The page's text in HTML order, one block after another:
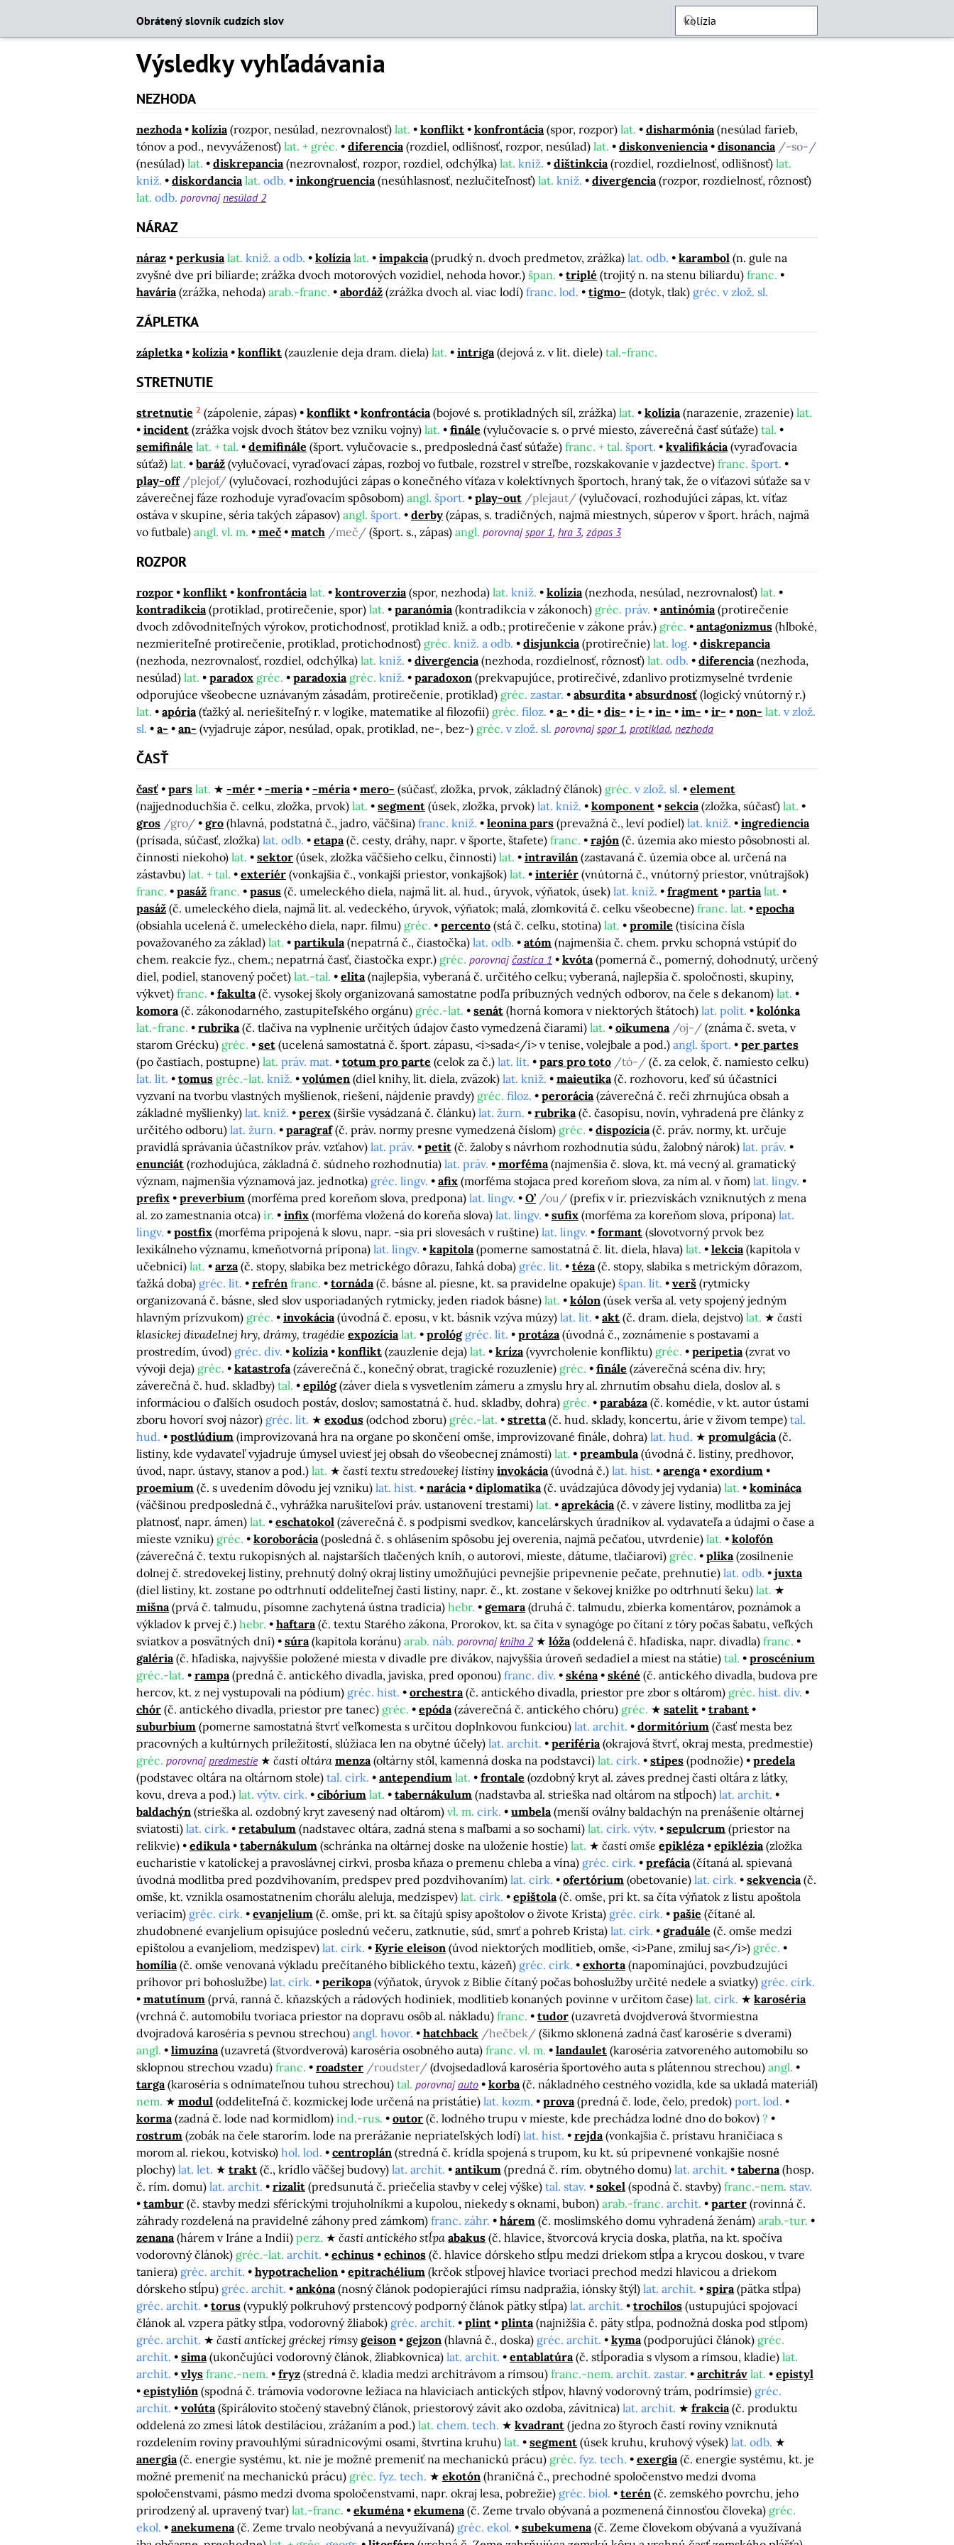
Obrátený slovník cudzích slov
Výsledky vyhľadávania
NEZHODA
nezhoda kolízia (rozpor, nesúlad, nezrovnalosť) lat. konflikt konfrontácia (spor, rozpor) lat. disharmónia (nesúlad farieb,
tónov a pod., nevyváženosť) lat. + gréc. diferencia (rozdiel, odlišnosť, rozpor, nesúlad) lat. diskonveniencia disonancia /-so-/
(nesúlad) lat. diskrepancia (nezrovnalosť, rozpor, rozdiel, odchýlka) lat. kniž. dištinkcia (rozdiel, rozdielnosť, odlišnosť) lat.
kniž.
diskordancia lat. odb. inkongruencia (nesúhlasnosť, nezlučiteľnosť) lat. kniž. divergencia (rozpor, rozdielnosť, rôznosť)
lat. odb. porovnajnesúlad 2
NÁRAZ
náraz perkusia lat. kniž. a odb. kolízia lat. impakcia (prudký n. dvoch predmetov, zrážka) lat. odb. karambol (n. gule na
zvyšné dve pri biliarde; zrážka dvoch motorových vozidiel, nehoda hovor.) špan. triplé (trojitý n. na stenu biliardu) franc.
havária (zrážka, nehoda) arab.-franc. abordáž (zrážka dvoch al. viac lodí) franc. lod. tigmo- (dotyk, tlak) gréc. v zlož. sl.
ZÁPLETKA
zápletka kolízia konflikt (zauzlenie deja dram. diela) lat. intriga (dejová z. v lit. diele) tal.-franc.
STRETNUTIE
stretnutie 2 (zápolenie, zápas) konflikt konfrontácia (bojové s. protikladných síl, zrážka) lat. kolízia (narazenie, zrazenie) lat.
incident (zrážka vojsk dvoch štátov bez vzniku vojny) lat. finále (vylučovacie s. o prvé miesto, záverečná časť súťaže) tal.
semifinále lat. + tal. demifinále (šport. vylučovacie s., predposledná časť súťaže) franc. + tal. šport. kvalifikácia (vyraďovacia
súťaž) lat. baráž (vylučovací, vyraďovací zápas, rozboj vo futbale, rozstrel v streľbe, rozskakovanie v jazdectve) franc. šport.
play-off /plejof/ (vylučovací, rozhodujúci zápas o konečného víťaza v kolektívnych športoch, hraný tak, že o víťazovi súťaže sa v
záverečnej fáze rozhoduje vyraďovacím spôsobom) angl. šport. play-out /plejaut/ (vylučovací, rozhodujúci zápas, kt. víťaz
ostáva v skupine, séria takých zápasov) angl. šport. derby (zápas, s. tradičných, najmä miestnych, súperov v šport. hrách, najmä
vo futbale) angl. vl. m. meč match /meč/ (šport. s., zápas) angl. porovnajspor 1 hra 3 zápas 3
ROZPOR
rozpor konflikt konfrontácia lat. kontroverzia (spor, nezhoda) lat. kniž. kolízia (nezhoda, nesúlad, nezrovnalosť) lat.
kontradikcia (protiklad, protirečenie, spor) lat. paranómia (kontradikcia v zákonoch) gréc. práv. antinómia (protirečenie
dvoch zdôvodniteľných výrokov, protichodnosť, protiklad kniž. a odb.; protirečenie v zákone práv.) gréc. antagonizmus (hlboké,
nezmieriteľné protirečenie, protiklad, protichodnosť) gréc. kniž. a odb. disjunkcia (protirečnie) lat. log.
diskrepancia
(nezhoda, nezrovnalosť, rozdiel, odchýlka) lat. kniž. divergencia (nezhoda, rozdielnosť, rôznosť) lat. odb. diferencia (nezhoda,
nesúlad) lat. paradox gréc. paradoxia gréc. kniž. paradoxon (prekvapujúce, protirečivé, zdanlivo protizmyselné tvrdenie
odporujúce všeobecne uznávaným zásadám, protirečenie, protiklad) gréc. zastar. absurdita absurdnosť (logický vnútorný r.)
lat.
apória (ťažký al. neriešiteľný r. v logike, matematike al filozofii) gréc. filoz. a- di- dis- i- in- im- ir- non- lat. v zlož.
sl.
a- an- (vyjadruje zápor, nesúlad, opak, protiklad, ne-, bez-) gréc. v zlož. sl. porovnajspor 1 protiklad nezhoda
ČASŤ
časť pars lat. -mér -meria -méria mero- (súčasť, zložka, prvok, základný článok) gréc. v zlož. sl.
element
(najjednoduchšia č. celku, zložka, prvok) lat. segment (úsek, zložka, prvok) lat. kniž. komponent sekcia (zložka, súčasť) lat.
gros /gro/ gro (hlavná, podstatná č., jadro, väčšina) franc. kniž. leonina pars (prevažná č., leví podiel) lat. kniž.
ingrediencia
(prísada, súčasť, zložka) lat. odb. etapa (č. cesty, dráhy, napr. v športe, štafete) franc. rajón (č. územia ako miesto pôsobnosti al.
činnosti niekoho) lat. sektor (úsek, zložka väčšieho celku, činnosti) lat. intravilán (zastavaná č. územia obce al. určená na
zástavbu) lat. + tal. exteriér (vonkajšia č., vonkajší priestor, vonkajšok) lat. interiér (vnútorná č., vnútorný priestor, vnútrajšok)
franc.
pasáž franc. pasus (č. umeleckého diela, najmä lit. al. hud., úryvok, výňatok, úsek) lat. kniž. fragment partia lat.
pasáž (č. umeleckého diela, najmä lit. al. vedeckého, úryvok, výňatok; malá, zlomkovitá č. celku všeobecne) franc. lat.
epocha
(obsiahla ucelená č. umeleckého diela, napr. filmu) gréc. percento (stá č. celku, stotina) lat. promile (tisícina čísla
považovaného za základ) lat. partikula (nepatrná č., čiastočka) lat. odb. atóm (najmenšia č. chem. prvku schopná vstúpiť do
chem. reakcie fyz., chem.; nepatrná časť, čiastočka expr.) gréc. porovnajčastica 1 kvóta (pomerná č., pomerný, dohodnutý, určený
diel, podiel, stanovený počet) lat.-tal. elita (najlepšia, vyberaná č. určitého celku; vyberaná, najlepšia č. spoločnosti, skupiny,
výkvet) franc. fakulta (č. vysokej školy organizovaná samostatne podľa príbuzných vedných odborov, na čele s dekanom) lat.
komora (č. zákonodarného, zastupiteľského orgánu) gréc.-lat. senát (horná komora v niektorých štátoch) lat. polit.
kolónka
lat.-franc.
rubrika (č. tlačiva na vyplnenie určitých údajov často vymedzená čiarami) lat. oikumena /oj-/ (známa č. sveta, v
starom Grécku) gréc. set (ucelená samostatná č. šport. zápasu, <i>sada</i> v tenise, volejbale a pod.) angl. šport.
per partes
(po častiach, postupne) lat. práv. mat. totum pro parte (celok za č.) lat. lit. pars pro toto /tó-/ (č. za celok, č. namiesto celku)
lat. lit.
tomus gréc.-lat. kniž. volúmen (diel knihy, lit. diela, zväzok) lat. kniž. maieutika (č. rozhovoru, keď sú účastníci
vyzvaní na tvorbu vlastných myšlienok, riešení, nájdenie pravdy) gréc. filoz. perorácia (záverečná č. reči zhrnujúca obsah a
základné myšlienky) lat. kniž. perex (širšie vysádzaná č. článku) lat. žurn. rubrika (č. časopisu, novín, vyhradená pre články z
určitého odboru) lat. žurn. paragraf (č. práv. normy presne vymedzená číslom) gréc. dispozícia (č. práv. normy, kt. určuje
pravidlá správania účastníkov práv. vzťahov) lat. práv. petit (č. žaloby s návrhom rozhodnutia súdu, žalobný nárok) lat. práv.
enunciát (rozhodujúca, základná č. súdneho rozhodnutia) lat. práv. morféma (najmenšia č. slova, kt. má vecný al. gramatický
význam, najmenšia významová jaz. jednotka) gréc. lingv. afix (morféma stojaca pred koreňom slova, za ním al. v ňom) lat. lingv.
prefix
preverbium (morféma pred koreňom slova, predpona) lat. lingv. O’ /ou/ (prefix v ír. priezviskách vzniknutých z mena
al. zo zamestnania otca) ír. infix (morféma vložená do koreňa slova) lat. lingv. sufix (morféma za koreňom slova, prípona) lat.
lingv.
postfix (morféma pripojená k slovu, napr. -sia pri slovesách v ruštine) lat. lingv. formant (slovotvorný prvok bez
lexikálneho významu, kmeňotvorná prípona) lat. lingv. kapitola (pomerne samostatná č. lit. diela, hlava) lat. lekcia (kapitola v
učebnici) lat. arza (č. stopy, slabika bez metrickégo dôrazu, ľahká doba) gréc. lit. téza (č. stopy, slabika s metrickým dôrazom,
ťažká doba) gréc. lit. refrén franc. tornáda (č. básne al. piesne, kt. sa pravidelne opakuje) špan. lit. verš (rytmicky
organizovaná č. básne, sled slov usporiadaných rytmicky, jeden riadok básne) lat. kólon (úsek verša al. vety spojený jedným
hlavným prízvukom) gréc. invokácia (úvodná č. eposu, v kt. básnik vzýva múzy) lat. lit. akt (č. dram. diela, dejstvo) lat.
časti
klasickej divadelnej hry, drámy, tragédie expozícia lat. prológ gréc. lit. protáza (úvodná č., zoznámenie s postavami a
prostredím, úvod) gréc. div. kolízia konflikt (zauzlenie deja) lat. kríza (vyvrcholenie konfliktu) gréc. peripetia (zvrat vo
vývoji deja) gréc. katastrofa (záverečná č., konečný obrat, tragické rozuzlenie) gréc. finále (záverečná scéna div. hry;
záverečná č. hud. skladby) tal. epilóg (záver diela s vysvetlením zámeru a zmyslu hry al. zhrnutím obsahu diela, doslov al. s
informáciou o ďalších osudoch postáv, doslov; samostatná č. hud. skladby, dohra) gréc. parabáza (č. komédie, v kt. autor ústami
zboru hovorí svoj názor) gréc. lit. exodus (odchod zboru) gréc.-lat. stretta (č. hud. sklady, koncertu, árie v živom tempe) tal.
hud.
postlúdium (improvizovaná hra na organe po skončení omše, improvizované finále, dohra) lat. hud. promulgácia (č.
listiny, kde vydavateľ vyjadruje úmysel uviesť jej obsah do všeobecnej známosti) lat. preambula (úvodná č. listiny, predhovor,
úvod, napr. ústavy, stanov a pod.) lat. časti textu stredovekej listiny invokácia (úvodná č.) lat. hist. arenga
exordium
proemium (č. s uvedením dôvodu jej vzniku) lat. hist. narácia diplomatika (č. uvádzajúca dôvody jej vydania) lat.
komináca
(väčšinou predposledná č., vyhrážka narušiteľovi práv. ustanovení trestami) lat. aprekácia (č. v závere listiny, modlitba za jej
platnosť, napr. ámen) lat. eschatokol (záverečná č. s podpismi svedkov, kancelárskych úradníkov al. vydavateľa a údajmi o čase a
mieste vzniku) gréc. koroborácia (posledná č. s ohlásením spôsobu jej overenia, najmä pečaťou, utvrdenie) lat.
kolofón
(záverečná č. textu rukopisných al. najstarších tlačených kníh, o autorovi, mieste, dátume, tlačiarovi) gréc. plika (zosilnenie
dolnej č. stredovekej listiny, prehnutý dolný okraj listiny umožňujúci pevnejšie pripevnenie pečate, prehnutie) lat. odb.
juxta
(diel listiny, kt. zostane po odtrhnutí oddeliteľnej časti listiny, napr. č., kt. zostane v šekovej knižke po odtrhnutí šeku) lat.
mišna (prvá č. talmudu, písomne zachytená ústna tradícia) hebr. gemara (druhá č. talmudu, zbierka komentárov, poznámok a
výkladov k prvej č.) hebr. haftara (č. textu Starého zákona, Prorokov, kt. sa číta v synagóge po čítaní z tóry počas šabatu, veľkých
sviatkov a posvätných dní)
súra (kapitola koránu) arab. náb. porovnajkniha 2 lóža (oddelená č. hľadiska, napr. divadla) franc.
galéria (č. hľadiska, najvyššie položené miesta v divadle pre divákov, najvyššia úroveň sedadiel a miest na státie) tal.
proscénium
gréc.-lat.
rampa (predná č. antického divadla, javiska, pred oponou) franc. div. skéna skéné (č. antického divadla, budova pre
hercov, kt. z nej vystupovali na pódium) gréc. hist. orchestra (č. antického divadla, priestor pre zbor s oltárom) gréc. hist. div.
chór (č. antického divadla, priestor pre tanec) gréc. epóda (záverečná č. antického chóru) gréc. satelit
trabant
suburbium (pomerne samostatná štvrť veľkomesta s určitou doplnkovou funkciou) lat. archit. dormitórium (časť mesta bez
pracovných a kultúrnych príležitostí, slúžiaca len na obytné účely) lat. archit. periféria (okrajová štvrť, okraj mesta, predmestie)
gréc. porovnajpredmestie časti oltára menza (oltárny stôl, kamenná doska na podstavci) lat. cirk. stipes (podnožie)
predela
(podstavec oltára na oltárnom stole) tal. cirk. antependium lat. frontale (ozdobný kryt al. záves prednej časti oltára z látky,
kovu, dreva a pod.) lat. výtv. cirk. cibórium lat. tabernákulum (nadstavba al. strieška nad oltárom na stĺpoch) lat. archit.
baldachýn (strieška al. ozdobný kryt zavesený nad oltárom) vl. m. cirk. umbela (menší oválny baldachýn na prenášenie oltárnej
sviatosti) lat. cirk. retabulum (nadstavec oltára, zadná stena s maľbami a so sochami) lat. cirk. výtv. sepulcrum (priestor na
relikvie)
edikula tabernákulum (schránka na oltárnej doske na uloženie hostie) lat. časti omše epikléza epiklézia (zložka
eucharistie v katolíckej a pravoslávnej cirkvi, prosba kňaza o premenu chleba a vína) gréc. cirk. prefácia (čítaná al. spievaná
úvodná modlitba pred pozdvihovaním, predspev pred pozdvihovaním) lat. cirk. ofertórium (obetovanie) lat. cirk. sekvencia (č.
omše, kt. vznikla osamostatnením chorálu aleluja, medzispev) lat. cirk. epištola (č. omše, pri kt. sa číta výňatok z listu apoštola
veriacim) gréc. cirk. evanjelium (č. omše, pri kt. sa čítajú spisy apoštolov o živote Krista) gréc. cirk. pašie (čítané al.
zhudobnené evanjelium opisujúce poslednú večeru, zatknutie, súd, smrť a pohreb Krista) lat. cirk. graduále (č. omše medzi
epištolou a evanjeliom, medzispev) lat. cirk. Kyrie eleison (úvod niektorých modlitieb, omše, <i>Pane, zmiluj sa</i>) gréc.
homília (č. omše venovaná výkladu prečítaného biblického textu, kázeň) gréc. cirk. exhorta (napomínajúci, povzbudzujúci
príhovor pri bohoslužbe) lat. cirk. perikopa (výňatok, úryvok z Biblie čítaný počas bohoslužby určité nedele a sviatky) gréc. cirk.
matutínum (prvá, ranná č. kňazských a rádových hodiniek, modlitieb konaných povinne v určitom čase) lat. cirk.
karoséria
(vrchná č. automobilu tvoriaca priestor na dopravu osôb al. nákladu) franc. tudor (uzavretá dvojdverová štvormiestna
dvojradová karoséria s pevnou strechou) angl. hovor. hatchback /hečbek/ (šikmo sklonená zadná časť karosérie s dverami)
angl.
limuzína (uzavretá (štvordverová) karoséria osobného auta) franc. vl. m. landaulet (karoséria zatvoreného automobilu so
sklopnou strechou vzadu) franc. roadster /roudster/ (dvojsedadlová karoséria športového auta s plátennou strechou) angl.
targa (karoséria s odnímateľnou tuhou strechou) tal. porovnajauto korba (č. nákladného cestného vozidla, kde sa ukladá materiál)
nem.
modul (oddeliteľná č. kozmickej lode určená na pristátie) lat. kozm. prova (predná č. lode, čelo, predok) port. lod.
korma (zadná č. lode nad kormidlom) ind.-rus. outor (č. lodného trupu v mieste, kde prechádza lodné dno do bokov) ?
rostrum (zobák na čele starorím. lode na prerážanie nepriateľských lodí) lat. hist. rejda (vonkajšia č. prístavu hraničiaca s
morom al. riekou, kotvisko) hol. lod. centroplán (stredná č. krídla spojená s trupom, ku kt. sú pripevnené vonkajšie nosné
plochy) lat. let. trakt (č., krídlo väčšej budovy) lat. archit. antikum (predná č. rím. obytného domu) lat. archit. taberna (hosp.
č. rím. domu) lat. archit. rizalit (predsunutá č. priečelia stavby v celej výške) tal. stav. sokel (spodná č. stavby) franc.-nem. stav.
tambur (č. stavby medzi sférickými trojuholníkmi a kupolou, niekedy s oknami, bubon) arab.-franc. archit. parter (rovinná č.
záhrady rozdelená na pravidelné záhony pred zámkom) franc. záhr. hárem (č. moslimského domu vyhradená ženám) arab.-tur.
zenana (hárem v Iráne a Indii) perz. časti antického stĺpa abakus (č. hlavice, štvorcová krycia doska, platňa, na kt. spočíva
vodorovný článok) gréc.-lat. archit. echinus echinos (č. hlavice dórskeho stĺpu medzi driekom stĺpa a krycou doskou, v tvare
taniera) gréc. archit. hypotrachelion epitrachélium (krčok stĺpovej hlavice tvoriaci prechod medzi hlavicou a driekom
dórskeho stĺpu) gréc. archit. ankóna (nosný článok podopierajúci rímsu nadpražia, iónsky štýl) lat. archit. spira (pätka stĺpa)
gréc. archit.
torus (vypuklý polkruhový prstencový podporný článok pätky stĺpa) lat. archit. trochilos (ustupujúci spojovací
článok al. vzpera pätky stĺpa, vodorovný žliabok) gréc. archit. plint plinta (najnižšia č. päty stĺpa, podnožná doska pod stĺpom)
gréc. archit.
časti antickej gréckej rímsy geison gejzon (hlavná č., doska) gréc. archit. kyma (podporujúci článok) gréc.
archit.
sima (ukončujúci vodorovný článok, žliabkovnica) lat. archit. entablatúra (č. stĺporadia s vlysom a rímsou, kladie) lat.
archit.
vlys franc.-nem. fryz (stredná č. kladia medzi architrávom a rímsou) franc.-nem. archit. zastar. architráv lat.
epistyl
epistylión (spodná č. trámovia vodorovne ležiaca na hlaviciach antických stĺpov, hlavný vodorovný trám, podrímsie) gréc.
archit.
volúta (špirálovito stočený stavebný článok, priestorový závit ako ozdoba, závitnica) lat. archit. frakcia (č. produktu
oddelená zo zmesi látok destiláciou, zrážaním a pod.) lat. chem. tech. kvadrant (jedna zo štyroch častí roviny vzniknutá
rozdelením roviny pravouhlými súradnicovými osami, štvrtina kruhu) lat. segment (úsek kruhu, kruhový výsek) lat. odb.
anergia (č. energie systému, kt. nie je možné premeniť na mechanickú prácu) gréc. fyz. tech. exergia (č. energie systému, kt. je
možné premeniť na mechanickú prácu) gréc. fyz. tech. ekotón (hraničná č., prechodné spoločenstvo medzi dvoma
spoločenstvami, pásmo medzi dvoma spoločenstvami, napr. okraj lesa, pobrežie) gréc. biol. terén (č. zemského povrchu, jeho
prirodzený al. upravený tvar) lat.-franc. ekuména ekumena (č. Zeme trvalo obývaná a pozmenená činnosťou človeka) gréc.
ekol.
anekumena (č. Zeme trvalo neobývaná a nevyužívaná) gréc. ekol. subekumena (č. Zeme človekom obývaná a využívaná